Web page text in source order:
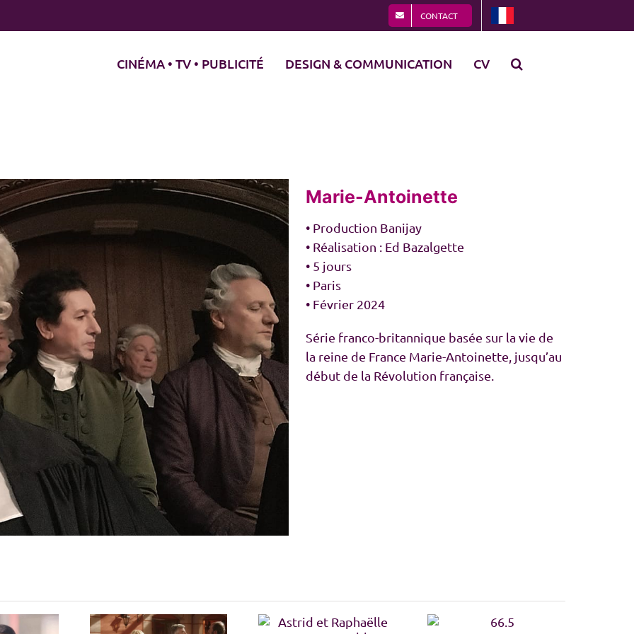
CONTACT
CINÉMA • TV • PUBLICITÉ DESIGN & COMMUNICATION CV
Marie-Antoinette
• Production Banijay
• Réalisation : Ed Bazalgette
• 5 jours
• Paris
• Février 2024
Série franco-britannique basée sur la vie de
la reine de France Marie-Antoinette, jusqu’au
début de la Révolution française.